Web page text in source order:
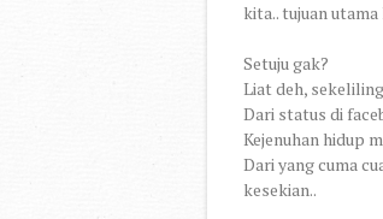
kita.. tujuan
Setuju gak?
Liat deh,
Dari status di
Kejenuhan hidup
Dari yang cuma
kesekian..